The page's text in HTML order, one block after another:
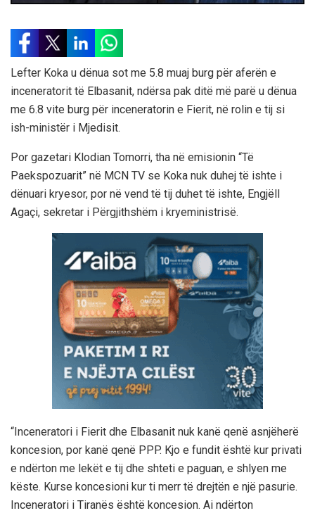
Lefter Koka u dënua sot me 5.8 muaj burg për aferën e
inceneratorit të Elbasanit, ndërsa pak ditë më parë u dënua
me 6.8 vite burg për inceneratorin e Fierit, në rolin e tij si
ish-ministër i Mjedisit.
Por gazetari Klodian Tomorri, tha në emisionin “Të
Paekspozuarit” në MCN TV se Koka nuk duhej të ishte i
dënuari kryesor, por në vend të tij duhet të ishte, Engjëll
Agaçi, sekretar i Përgjithshëm i kryeministrisë.
“Inceneratori i Fierit dhe Elbasanit nuk kanë qenë asnjëherë
koncesion, por kanë qenë PPP. Kjo e fundit është kur privati
e ndërton me lekët e tij dhe shteti e paguan, e shlyen me
këste. Kurse koncesioni kur ti merr të drejtën e një pasurie.
Inceneratori i Tiranës është koncesion. Ai ndërton